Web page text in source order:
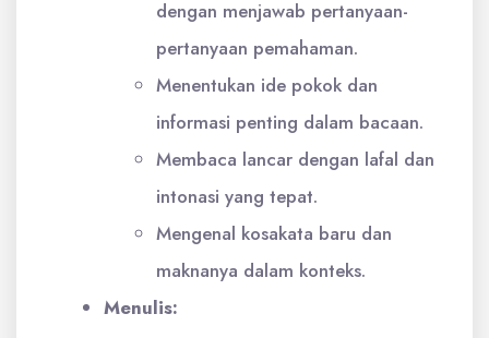
dengan menjawab pertanyaan-
pertanyaan pemahaman.
Menentukan ide pokok dan
informasi penting dalam bacaan.
Membaca lancar dengan lafal dan
intonasi yang tepat.
Mengenal kosakata baru dan
maknanya dalam konteks.
Menulis: